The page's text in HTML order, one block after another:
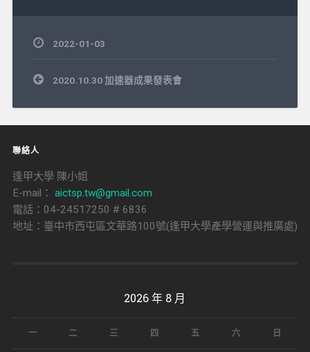
2022-01-03
文
章
覽
2020.10.30 加速器成果發表會
聯絡人
逢甲大學 陳小姐
E-mail： aictsp.tw@gmail.com
電話：04-24517250 # 6836
地址：臺中市西屯區文華路100號(逢甲大學產學營運與推廣處)
2026 年 8 月
一 二 三 四 五 六 日